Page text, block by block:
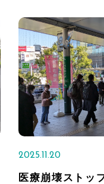
2025.11.20
医療崩壊スト